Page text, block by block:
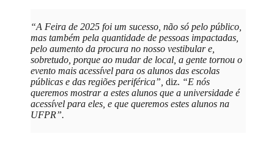
“A Feira de 2025 foi um sucesso, não só pelo público,
mas também pela quantidade de pessoas impactadas,
pelo aumento da procura no nosso vestibular e,
sobretudo, porque ao mudar de local, a gente tornou o
evento mais acessível para os alunos das escolas
públicas e das regiões periférica”, diz. “E nós
queremos mostrar a estes alunos que a universidade é
acessível para eles, e que queremos estes alunos na
UFPR”.